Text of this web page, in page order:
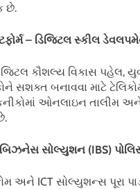
છે.
– ડિજિટલ સ્કીલ
કૌશલ્ય વિકાસ પહેલ,
સશક્ત બનાવવા માટે
ઓનલાઇન તાલીમ
બિઝનેસ સોલ્યુશન (IBS)
અને ICT સોલ્યુશન્સ પૂરા